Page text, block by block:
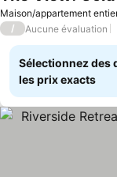
Maison/appartement
Consulter les prix
/ Aucune évaluation
Sélectionnez des
les prix exacts